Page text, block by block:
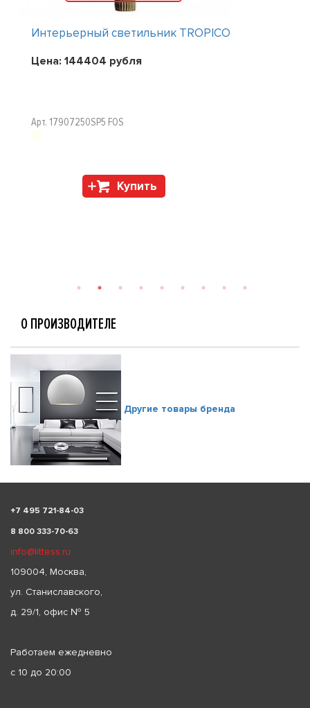
Интерьерный светильник TROPICO
Цена: 144404 рубля
Арт. 17907250SP5 FOS
Купить
О ПРОИЗВОДИТЕЛЕ
Другие товары бренда
+7 495 721-84-03
8 800 333-70-63
info@littess.ru
109004, Москва,
ул. Станиславского,
д. 29/1, офис № 5
Работаем ежедневно
с 10 до 20:00